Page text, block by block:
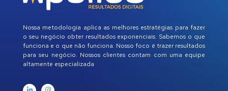
Nossa metodologia aplica as melhores estratégias para fazer
o seu negócio obter resultados exponenciais. Sabemos o que
funciona e o que não funciona. Nosso foco é trazer resultados
para seu negócio. Nossos clientes contam com uma equipe
altamente especializada